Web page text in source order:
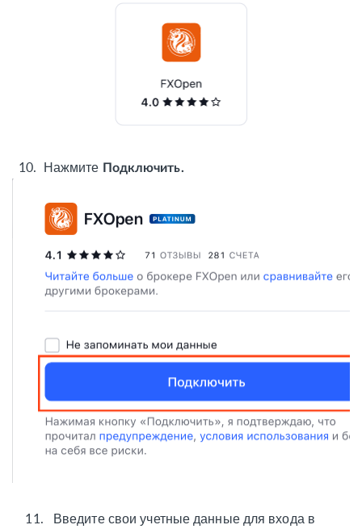
10. Нажмите Подключить.
11. Введите свои учетные данные для входа в